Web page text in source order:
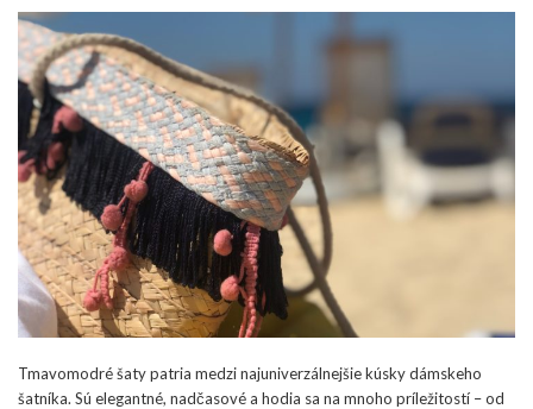
Tmavomodré šaty patria medzi najuniverzálnejšie kúsky dámskeho
šatníka. Sú elegantné, nadčasové a hodia sa na mnoho príležitostí – od